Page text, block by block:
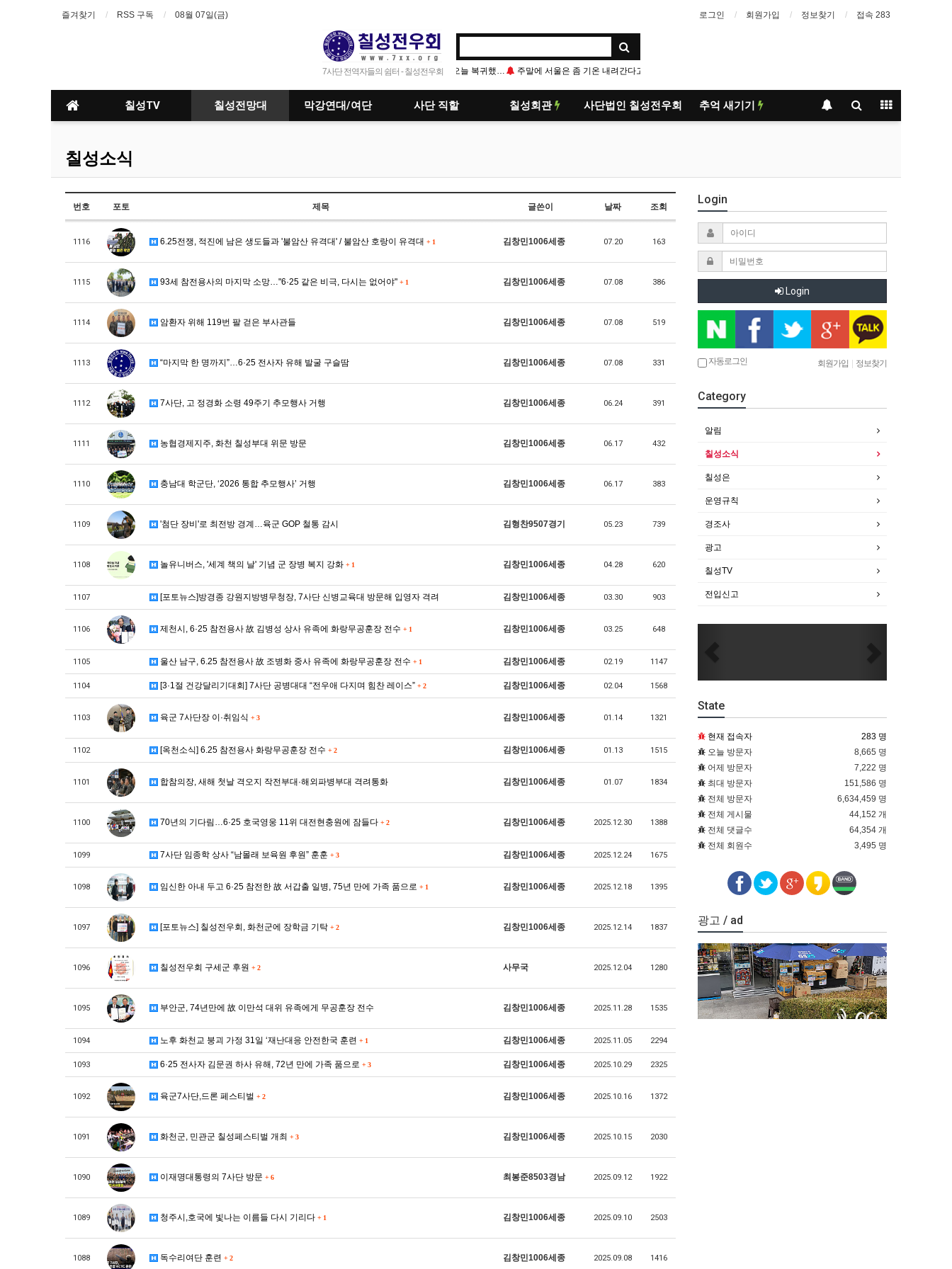
즐겨찾기 RSS 구독 08월 07일(금) 로그인 회원가입 정보찾기 접속 283
7사단 전역자들의 쉼터 - 칠성전우회 1
주말에 서울은 좀 기온 내려간다고는 하는데 가봐야 알듯…
칠성TV 칠성전망대 막강연대/여단 사단 직할 칠성회관 사단법인 칠성전우회 추억 새기기
칠성소식
번호 포토 제목 글쓴이 날짜 조회
1116 6.25전쟁, 적진에 남은 생도들과 '불암산 유격대' / 불암산 호랑이 유격대 + 1 김창민1006세종 07.20 163
1115 93세 참전용사의 마지막 소망…"6·25 같은 비극, 다시는 없어야" + 1 김창민1006세종 07.08 386
1114 암환자 위해 119번 팔 걷은 부사관들 김창민1006세종 07.08 519
1113 “마지막 한 명까지”…6·25 전사자 유해 발굴 구슬땀 김창민1006세종 07.08 331
1112 7사단, 고 정경화 소령 49주기 추모행사 거행 김창민1006세종 06.24 391
1111 농협경제지주, 화천 칠성부대 위문 방문 김창민1006세종 06.17 432
1110 충남대 학군단, ‘2026 통합 추모행사’ 거행 김창민1006세종 06.17 383
1109 '첨단 장비'로 최전방 경계…육군 GOP 철통 감시 김형찬9507경기 05.23 739
1108 놀유니버스, '세계 책의 날' 기념 군 장병 복지 강화 + 1 김창민1006세종 04.28 620
1107 [포토뉴스]방경종 강원지방병무청장, 7사단 신병교육대 방문해 입영자 격려 김창민1006세종 03.30 903
1106 제천시, 6·25 참전용사 故 김병성 상사 유족에 화랑무공훈장 전수 + 1 김창민1006세종 03.25 648
1105 울산 남구, 6.25 참전용사 故 조병화 중사 유족에 화랑무공훈장 전수 + 1 김창민1006세종 02.19 1147
1104 [3·1절 건강달리기대회] 7사단 공병대대 “전우애 다지며 힘찬 레이스” + 2 김창민1006세종 02.04 1568
1103 육군 7사단장 이·취임식 + 3 김창민1006세종 01.14 1321
1102 [옥천소식] 6.25 참전용사 화랑무공훈장 전수 + 2 김창민1006세종 01.13 1515
1101 합참의장, 새해 첫날 격오지 작전부대·해외파병부대 격려통화 김창민1006세종 01.07 1834
1100 70년의 기다림…6·25 호국영웅 11위 대전현충원에 잠들다 + 2 김창민1006세종 2025.12.30 1388
1099 7사단 임종학 상사 “남몰래 보육원 후원” 훈훈 + 3 김창민1006세종 2025.12.24 1675
1098 임신한 아내 두고 6·25 참전한 故 서갑출 일병, 75년 만에 가족 품으로 + 1 김창민1006세종 2025.12.18 1395
1097 [포토뉴스] 칠성전우회, 화천군에 장학금 기탁 + 2 김창민1006세종 2025.12.14 1837
1096 칠성전우회 구세군 후원 + 2 사무국 2025.12.04 1280
1095 부안군, 74년만에 故 이만석 대위 유족에게 무공훈장 전수 김창민1006세종 2025.11.28 1535
1094 노후 화천교 붕괴 가정 31일 ‘재난대응 안전한국 훈련 + 1 김창민1006세종 2025.11.05 2294
1093 6·25 전사자 김문권 하사 유해, 72년 만에 가족 품으로 + 3 김창민1006세종 2025.10.29 2325
1092 육군7사단,드론 페스티벌 + 2 김창민1006세종 2025.10.16 1372
1091 화천군, 민관군 칠성페스티벌 개최 + 3 김창민1006세종 2025.10.15 2030
1090 이재명대통령의 7사단 방문 + 6 최봉준8503경남 2025.09.12 1922
1089 청주시,호국에 빛나는 이름들 다시 기리다 + 1 김창민1006세종 2025.09.10 2503
1088 독수리여단 훈련 + 2 김창민1006세종 2025.09.08 1416
Login
Login
자동로그인 회원가입 | 정보찾기
Category
알림
칠성소식
칠성은
운영규칙
경조사
광고
칠성TV
전입신고
State
현재 접속자
283 명
오늘 방문자
8,665 명
어제 방문자
7,222 명
최대 방문자
151,586 명
전체 방문자
6,634,459 명
전체 게시물
44,152 개
전체 댓글수
64,354 개
전체 회원수
3,495 명
광고 / ad